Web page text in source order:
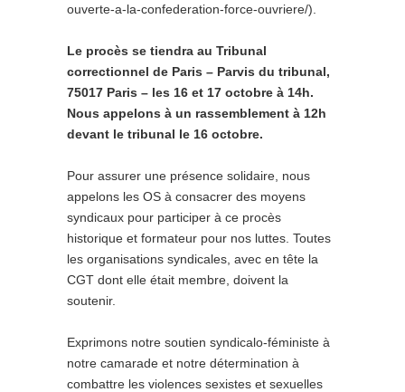
ouverte-a-la-confederation-force-ouvriere/).
Le procès se tiendra au Tribunal
correctionnel de Paris – Parvis du tribunal,
75017 Paris – les 16 et 17 octobre à 14h.
Nous appelons à un rassemblement à 12h
devant le tribunal le 16 octobre.
Pour assurer une présence solidaire, nous
appelons les OS à consacrer des moyens
syndicaux pour participer à ce procès
historique et formateur pour nos luttes. Toutes
les organisations syndicales, avec en tête la
CGT dont elle était membre, doivent la
soutenir.
Exprimons notre soutien syndicalo-féministe à
notre camarade et notre détermination à
combattre les violences sexistes et sexuelles